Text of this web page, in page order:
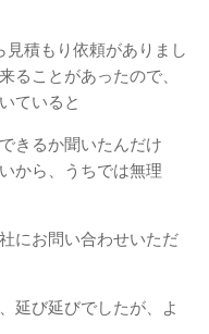
積もり依頼がありまし
ることがあったので、
ていると
きるか聞いたんだけ
から、うちでは無理
にお問い合わせいただ
延び延びでしたが、よ